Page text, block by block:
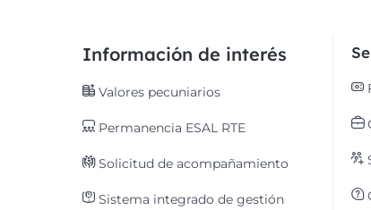
Información de interés
Valores pecuniarios
Permanencia ESAL RTE
Solicitud de acompañamiento
Sistema integrado de gestión